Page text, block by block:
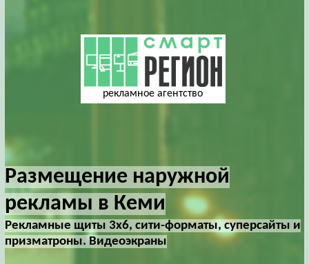
рекламное агентство
Размещение наружной
рекламы в Кеми
Рекламные щиты 3х6, сити-форматы, суперсайты и
призматроны. Видеоэкраны